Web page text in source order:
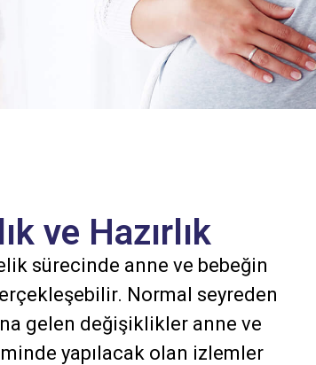
ve Hazırlık
sürecinde anne ve bebeğin
Normal seyreden
gelen değişiklikler anne ve
yapılacak olan izlemler